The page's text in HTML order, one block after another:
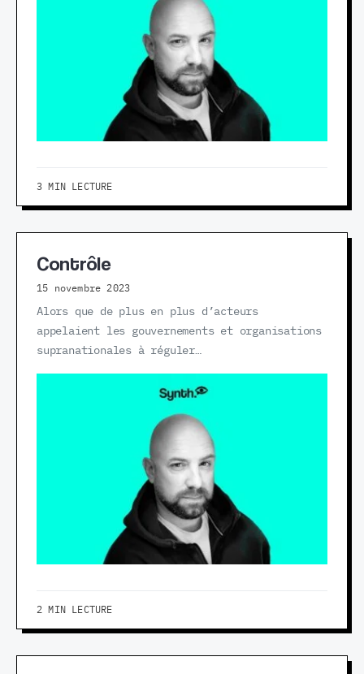
3 MIN LECTURE
Contrôle
15 novembre 2023
Alors que de plus en plus d’acteurs
appelaient les gouvernements et organisations
supranationales à réguler…
2 MIN LECTURE